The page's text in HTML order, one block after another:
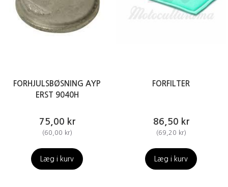
FORHJULSBØSNING AYP
ERST 9040H
75,00 kr
(60,00 kr)
Læg i kurv
FORFILTER
86,50 kr
(69,20 kr)
Læg i kurv